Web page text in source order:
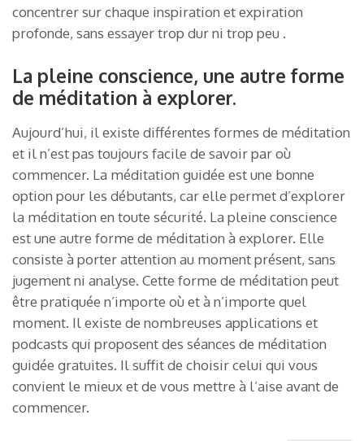
concentrer sur chaque inspiration et expiration
profonde, sans essayer trop dur ni trop peu .
La pleine conscience, une autre forme
de méditation à explorer.
Aujourd’hui, il existe différentes formes de méditation
et il n’est pas toujours facile de savoir par où
commencer. La méditation guidée est une bonne
option pour les débutants, car elle permet d’explorer
la méditation en toute sécurité. La pleine conscience
est une autre forme de méditation à explorer. Elle
consiste à porter attention au moment présent, sans
jugement ni analyse. Cette forme de méditation peut
être pratiquée n’importe où et à n’importe quel
moment. Il existe de nombreuses applications et
podcasts qui proposent des séances de méditation
guidée gratuites. Il suffit de choisir celui qui vous
convient le mieux et de vous mettre à l’aise avant de
commencer.